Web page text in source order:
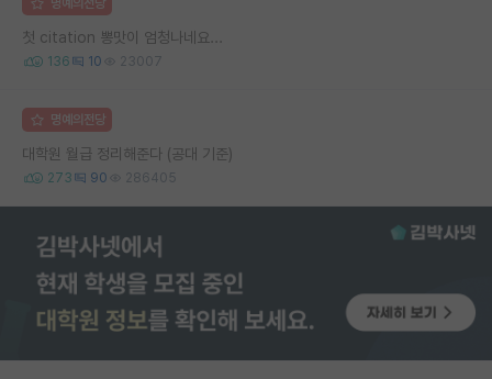
첫 citation 뽕맛이 엄청나네요...
136 10 23007
명예의전당
대학원 월급 정리해준다 (공대 기준)
273 90 286405